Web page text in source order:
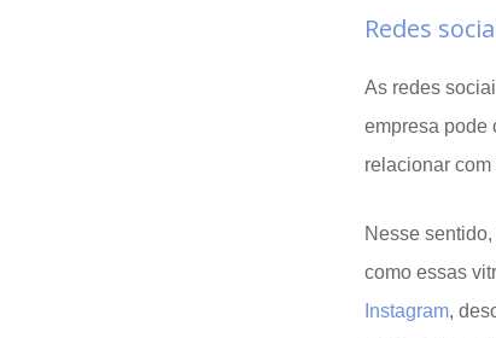
Redes
As redes
empresa pode
relacionar
Nesse
como essas
Instagram,